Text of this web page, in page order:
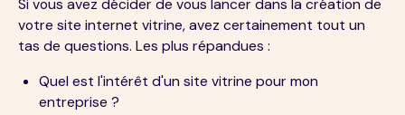
Si vous avez décider de vous lancer dans la création de
votre site internet vitrine, avez certainement tout un
tas de questions. Les plus répandues :
Quel est l'intérêt d'un site vitrine pour mon
entreprise ?